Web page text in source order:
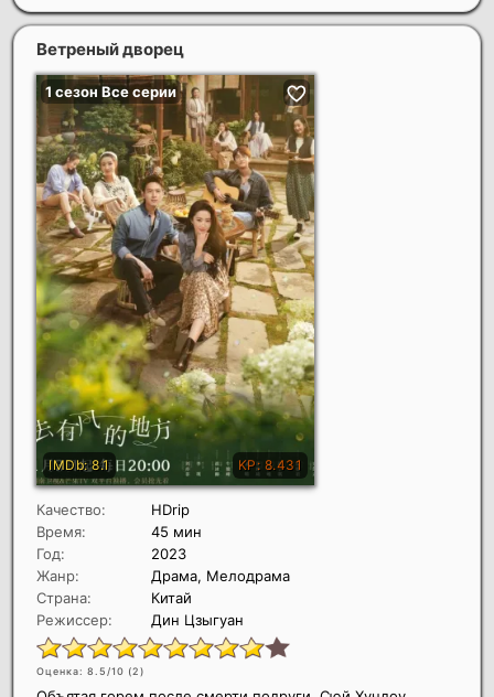
Ветреный дворец
Качество:
HDrip
Время:
45 мин
Год:
2023
Жанр:
Драма, Мелодрама
Страна:
Китай
Режиссер:
Дин Цзыгуан
Оценка: 8.5/10 (2)